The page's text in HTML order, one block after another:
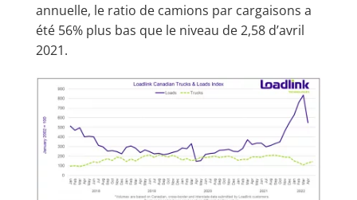
annuelle, le ratio de camions par cargaisons a
été 56% plus bas que le niveau de 2,58 d’avril
2021.